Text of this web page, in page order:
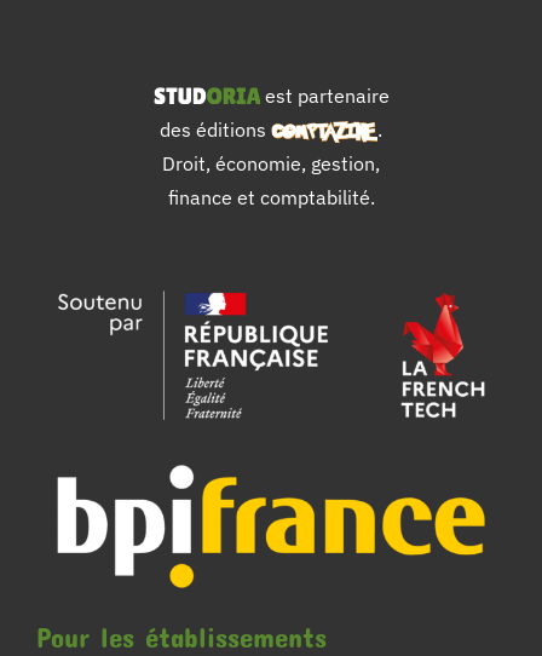
est partenaire
des éditions
.
Droit, économie, gestion,
finance et comptabilité.
Pour les établissements